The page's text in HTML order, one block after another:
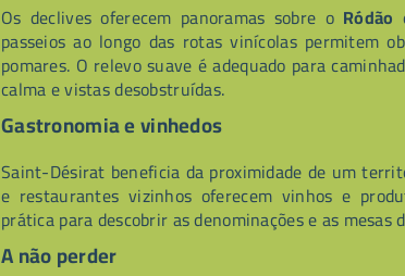
Os declives oferecem panoramas sobre o Ródão
passeios ao longo das rotas vinícolas permitem
pomares. O relevo suave é adequado para
calma e vistas desobstruídas.
Gastronomia e vinhedos
Saint-Désirat beneficia da proximidade de um
e restaurantes vizinhos oferecem vinhos e
prática para descobrir as denominações e as
A não perder